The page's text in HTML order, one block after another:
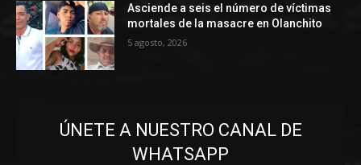
Asciende a seis el número de víctimas
mortales de la masacre en Olanchito
5 agosto, 2026
ÚNETE A NUESTRO CANAL DE
WHATSAPP